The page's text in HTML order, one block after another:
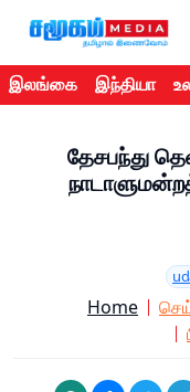
இலங்கை இந்தியா
தேசபந்து
Home